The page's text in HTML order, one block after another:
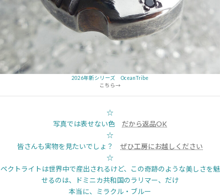
2026年新シリーズ OceanTribe
こちら→
☆
写真では表せない色 だから返品OK
☆
皆さんも実物を見たいでしょ？ ぜひ工房にお越しください
☆
ペクトライトは世界中で産出されるけど、この奇跡のような美しさを魅
せるのは、ドミニカ共和国のラリマー、だけ
本当に、ミラクル・ブルー